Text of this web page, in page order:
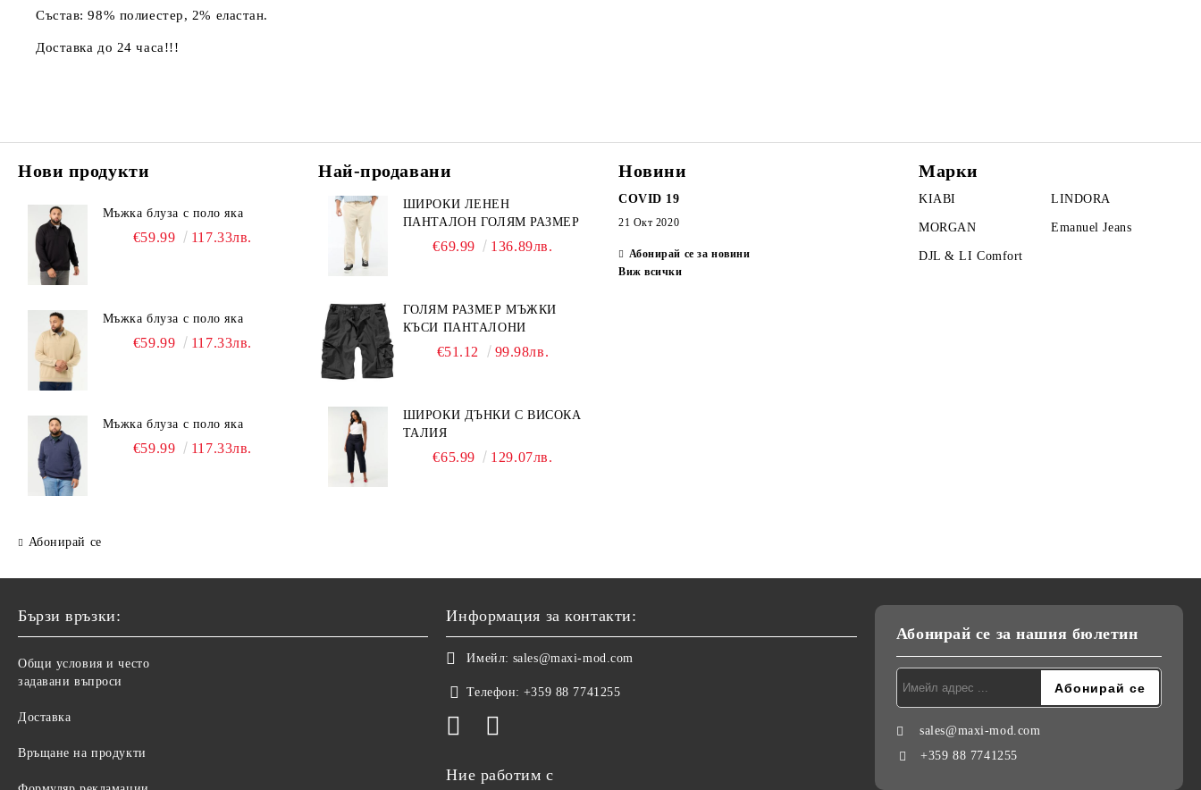
Състав: 98% полиестер, 2% еластан.
Доставка до 24 часа!!!
Нови продукти
Мъжка блуза с поло яка
€59.99 117.33лв.
Мъжка блуза с поло яка
€59.99 117.33лв.
Мъжка блуза с поло яка
€59.99 117.33лв.
Абонирай се
Най-продавани
ШИРОКИ ЛЕНЕН
ПАНТАЛОН ГОЛЯМ РАЗМЕР
€69.99 136.89лв.
ГОЛЯМ РАЗМЕР МЪЖКИ
КЪСИ ПАНТАЛОНИ
€51.12 99.98лв.
ШИРОКИ ДЪНКИ С ВИСОКА
ТАЛИЯ
€65.99 129.07лв.
Новини
COVID 19
21 Окт 2020
Абонирай се за новини
Виж всички
Марки
KIABI LINDORA
MORGAN Emanuel Jeans
DJL & LI Comfort
Бързи връзки:
Общи условия и често
задавани въпроси
Доставка
Връщане на продукти
Информация за контакти:
Имейл: sales@maxi-mod.com
Телефон: +359 88 7741255
Ние работим с
Абонирай се за нашия бюлетин
sales@maxi-mod.com
+359 88 7741255